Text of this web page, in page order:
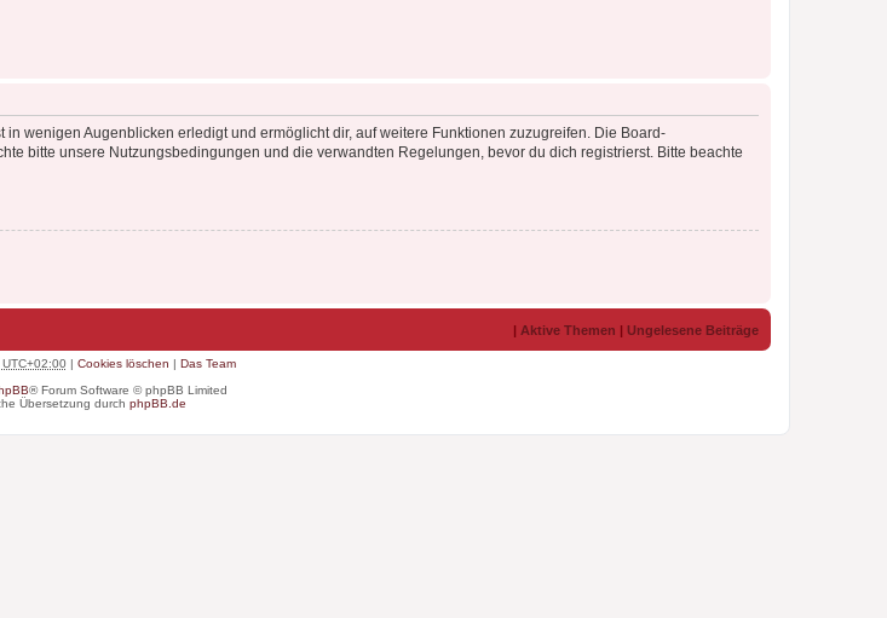
wenigen Augenblicken erledigt und ermöglicht dir, auf weitere Funktionen zuzugreifen. Die Board-
bitte unsere Nutzungsbedingungen und die verwandten Regelungen, bevor du dich registrierst. Bitte beachte
| Aktive Themen | Ungelesene Beiträge
UTC+02:00| Cookies löschen | Das Team
® Forum Software © phpBB Limited
Übersetzung durch phpBB.de